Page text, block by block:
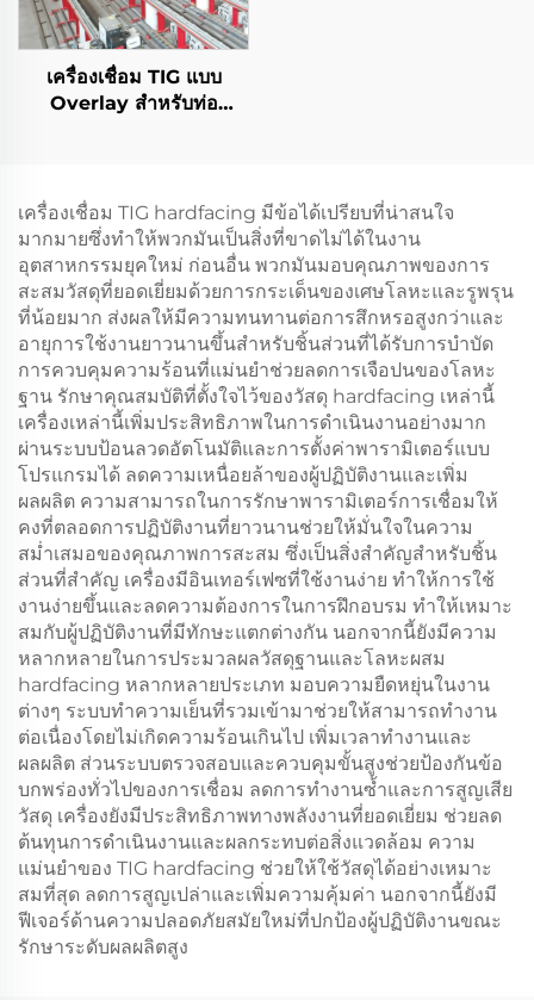
เครื่องเชื่อม TIG แบบ
Overlay สำหรับท่อ
เครื่องเชื่อม TIG hardfacing มีข้อได้เปรียบที่น่าสนใจ
มากมายซึ่งทำให้พวกมันเป็นสิ่งที่ขาดไม่ได้ในงาน
อุตสาหกรรมยุคใหม่ ก่อนอื่น พวกมันมอบคุณภาพของการ
สะสมวัสดุที่ยอดเยี่ยมด้วยการกระเด็นของเศษโลหะและรูพรุน
ที่น้อยมาก ส่งผลให้มีความทนทานต่อการสึกหรอสูงกว่าและ
อายุการใช้งานยาวนานขึ้นสำหรับชิ้นส่วนที่ได้รับการบำบัด
การควบคุมความร้อนที่แม่นยำช่วยลดการเจือปนของโลหะ
ฐาน รักษาคุณสมบัติที่ตั้งใจไว้ของวัสดุ hardfacing เหล่านี้
เครื่องเหล่านี้เพิ่มประสิทธิภาพในการดำเนินงานอย่างมาก
ผ่านระบบป้อนลวดอัตโนมัติและการตั้งค่าพารามิเตอร์แบบ
โปรแกรมได้ ลดความเหนื่อยล้าของผู้ปฏิบัติงานและเพิ่ม
ผลผลิต ความสามารถในการรักษาพารามิเตอร์การเชื่อมให้
คงที่ตลอดการปฏิบัติงานที่ยาวนานช่วยให้มั่นใจในความ
สม่ำเสมอของคุณภาพการสะสม ซึ่งเป็นสิ่งสำคัญสำหรับชิ้น
ส่วนที่สำคัญ เครื่องมีอินเทอร์เฟซที่ใช้งานง่าย ทำให้การใช้
งานง่ายขึ้นและลดความต้องการในการฝึกอบรม ทำให้เหมาะ
สมกับผู้ปฏิบัติงานที่มีทักษะแตกต่างกัน นอกจากนี้ยังมีความ
หลากหลายในการประมวลผลวัสดุฐานและโลหะผสม
hardfacing หลากหลายประเภท มอบความยืดหยุ่นในงาน
ต่างๆ ระบบทำความเย็นที่รวมเข้ามาช่วยให้สามารถทำงาน
ต่อเนื่องโดยไม่เกิดความร้อนเกินไป เพิ่มเวลาทำงานและ
ผลผลิต ส่วนระบบตรวจสอบและควบคุมขั้นสูงช่วยป้องกันข้อ
บกพร่องทั่วไปของการเชื่อม ลดการทำงานซ้ำและการสูญเสีย
วัสดุ เครื่องยังมีประสิทธิภาพทางพลังงานที่ยอดเยี่ยม ช่วยลด
ต้นทุนการดำเนินงานและผลกระทบต่อสิ่งแวดล้อม ความ
แม่นยำของ TIG hardfacing ช่วยให้ใช้วัสดุได้อย่างเหมาะ
สมที่สุด ลดการสูญเปล่าและเพิ่มความคุ้มค่า นอกจากนี้ยังมี
ฟีเจอร์ด้านความปลอดภัยสมัยใหม่ที่ปกป้องผู้ปฏิบัติงานขณะ
รักษาระดับผลผลิตสูง